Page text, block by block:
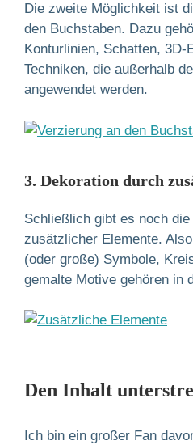
Die zweite Möglichkeit ist
den Buchstaben. Dazu
Konturlinien, Schatten, 3D-
Techniken, die außerhalb
angewendet werden.
3. Dekoration durch
Schließlich gibt es noch
zusätzlicher Elemente.
(oder große) Symbole,
gemalte Motive gehören in
Den Inhalt
Ich bin ein großer Fan